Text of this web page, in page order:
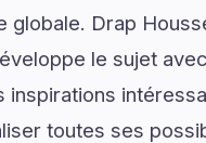
globale. Drap
le sujet
inspirations
toutes ses